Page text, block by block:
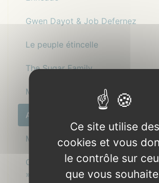
Gwen Dayot & Job Defernez
Le peuple étincelle
The Sugar Family
Maaar - Trio vocal
André Minvielle & Lionel Suarez
Morgane Le Cuff
Christophe et Joachin chantent «
»
Ce site utilise des
cookies et vous
le contrôle sur
que vous